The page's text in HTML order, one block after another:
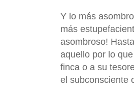
Y lo más
más
asombroso!
aquello por lo
finca o a su
el subconsciente